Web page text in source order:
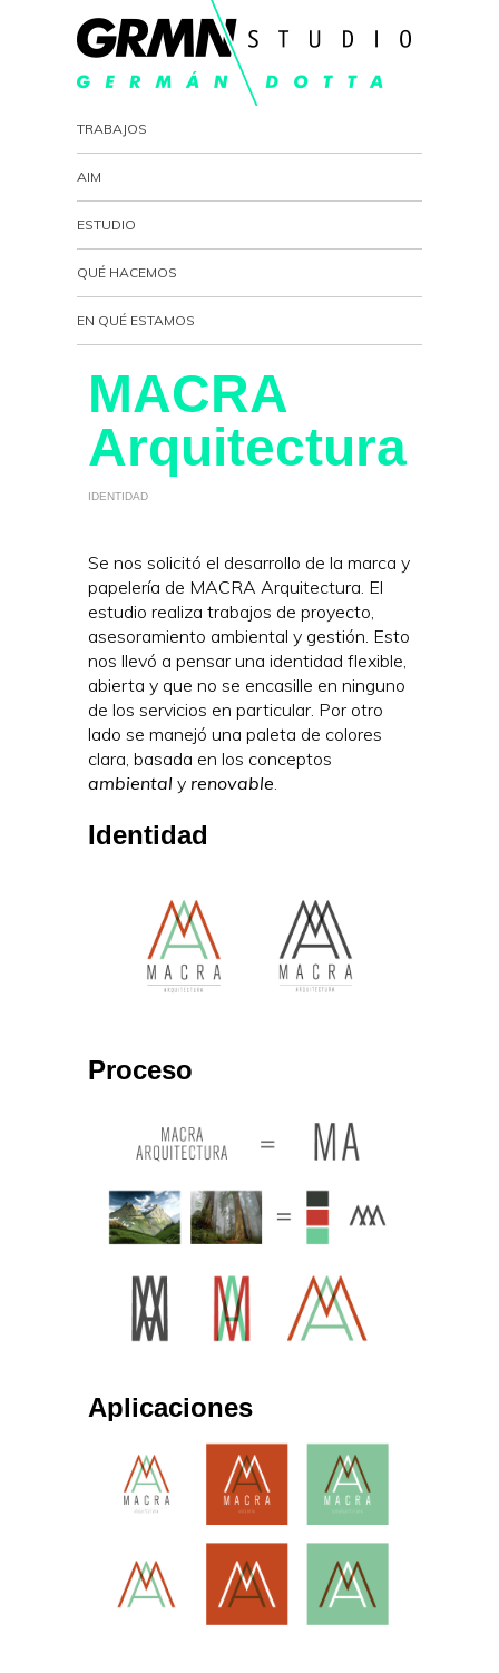
TRABAJOS
AIM
ESTUDIO
QUÉ HACEMOS
EN QUÉ ESTAMOS
MACRA
Arquitectura
IDENTIDAD
Se nos solicitó el desarrollo de la marca y
papelería de MACRA Arquitectura. El
estudio realiza trabajos de proyecto,
asesoramiento ambiental y gestión. Esto
nos llevó a pensar una identidad flexible,
abierta y que no se encasille en ninguno
de los servicios en particular. Por otro
lado se manejó una paleta de colores
clara, basada en los conceptos
ambiental y renovable.
Identidad
Proceso
Aplicaciones